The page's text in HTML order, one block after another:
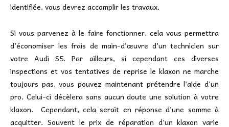
identifiée, vous devrez accomplir les travaux.
Si vous parvenez à le faire fonctionner, cela vous permettra
d’économiser les frais de main-d’œuvre d’un technicien sur
votre Audi S5. Par ailleurs, si cependant ces diverses
inspections et vos tentatives de reprise le klaxon ne marche
toujours pas, vous pouvez maintenant prétendre l’aide d’un
pro. Celui-ci décèlera sans aucun doute une solution à votre
klaxon. Cependant, cela serait en réponse d’une somme à
acquitter. Souvent le prix de réparation d’un klaxon varie